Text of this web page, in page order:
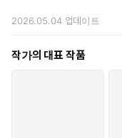
2026.05.04업데이트
작가의 대표 작품